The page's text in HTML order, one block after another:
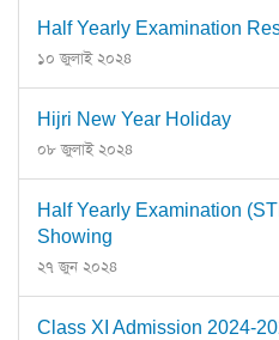
Half Yearly Examination
১০ জুলাই ২০২৪
Hijri New Year Holiday
০৮ জুলাই ২০২৪
Half Yearly Examination
Showing
২৭ জুন ২০২৪
Class XI Admission 2024-